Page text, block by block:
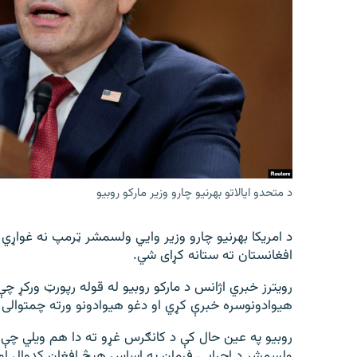
د متحدو ایالاتو بهرنیو چارو وزیر مارکو روبیو
د امریکا بهرنیو چارو وزیر وايي ولسمشر ټرمپ نه
افغانستان ته ستانه کړای شي.
هیوادونوسره خبرې کړي او دغو هیوادونو ورته
روبیو په عین حال کې د کانګرس غړو ته دا هم ویلي